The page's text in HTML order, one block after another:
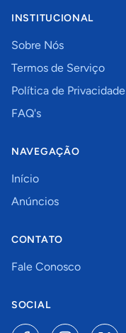
INSTITUCIONAL
Sobre Nós
Termos de Serviço
Política de Privacidade
FAQ's
NAVEGAÇÃO
Início
Anúncios
CONTATO
Fale Conosco
SOCIAL